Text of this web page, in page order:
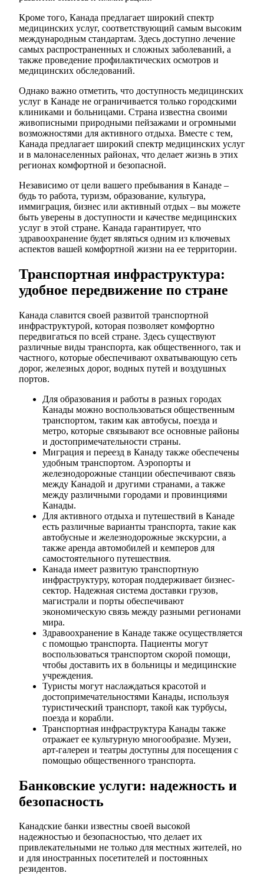
Кроме того, Канада предлагает широкий спектр
медицинских услуг, соответствующий самым высоким
международным стандартам. Здесь доступно лечение
самых распространенных и сложных заболеваний, а
также проведение профилактических осмотров и
медицинских обследований.
Однако важно отметить, что доступность медицинских
услуг в Канаде не ограничивается только городскими
клиниками и больницами. Страна известна своими
живописными природными пейзажами и огромными
возможностями для активного отдыха. Вместе с тем,
Канада предлагает широкий спектр медицинских услуг
и в малонаселенных районах, что делает жизнь в этих
регионах комфортной и безопасной.
Независимо от цели вашего пребывания в Канаде –
будь то работа, туризм, образование, культура,
иммиграция, бизнес или активный отдых – вы можете
быть уверены в доступности и качестве медицинских
услуг в этой стране. Канада гарантирует, что
здравоохранение будет являться одним из ключевых
аспектов вашей комфортной жизни на ее территории.
Транспортная инфраструктура:
удобное передвижение по стране
Канада славится своей развитой транспортной
инфраструктурой, которая позволяет комфортно
передвигаться по всей стране. Здесь существуют
различные виды транспорта, как общественного, так и
частного, которые обеспечивают охватывающую сеть
дорог, железных дорог, водных путей и воздушных
портов.
Для образования и работы в разных городах
Канады можно воспользоваться общественным
транспортом, таким как автобусы, поезда и
метро, которые связывают все основные районы
и достопримечательности страны.
Миграция и переезд в Канаду также обеспечены
удобным транспортом. Аэропорты и
железнодорожные станции обеспечивают связь
между Канадой и другими странами, а также
между различными городами и провинциями
Канады.
Для активного отдыха и путешествий в Канаде
есть различные варианты транспорта, такие как
автобусные и железнодорожные экскурсии, а
также аренда автомобилей и кемперов для
самостоятельного путешествия.
Канада имеет развитую транспортную
инфраструктуру, которая поддерживает бизнес-
сектор. Надежная система доставки грузов,
магистрали и порты обеспечивают
экономическую связь между разными регионами
мира.
Здравоохранение в Канаде также осуществляется
с помощью транспорта. Пациенты могут
воспользоваться транспортом скорой помощи,
чтобы доставить их в больницы и медицинские
учреждения.
Туристы могут наслаждаться красотой и
достопримечательностями Канады, используя
туристический транспорт, такой как турбусы,
поезда и корабли.
Транспортная инфраструктура Канады также
отражает ее культурную многообразие. Музеи,
арт-галереи и театры доступны для посещения с
помощью общественного транспорта.
Банковские услуги: надежность и
безопасность
Канадские банки известны своей высокой
надежностью и безопасностью, что делает их
привлекательными не только для местных жителей, но
и для иностранных посетителей и постоянных
резидентов.